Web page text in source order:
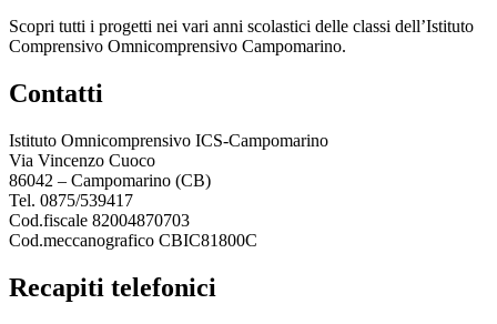
Scopri tutti i progetti nei vari anni scolastici delle classi dell’Istituto
Comprensivo Omnicomprensivo Campomarino.
contatti
Istituto Omnicomprensivo ICS-Campomarino
Via Vincenzo Cuoco
86042 – Campomarino (CB)
Tel. 0875/539417
Cod.fiscale 82004870703
Cod.meccanografico CBIC81800C
recapiti telefonici